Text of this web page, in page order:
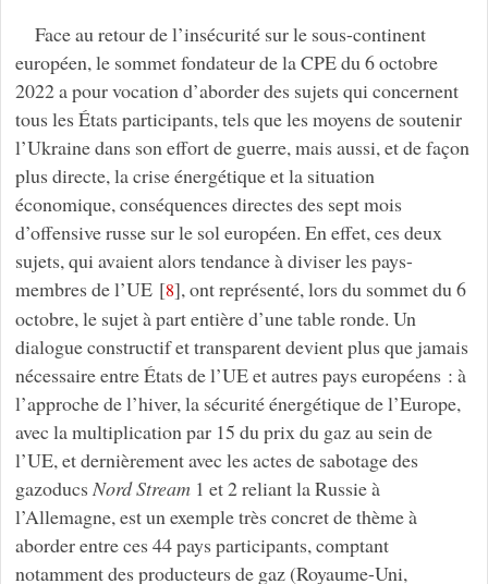
Face au retour de l’insécurité sur le sous-continent
européen, le sommet fondateur de la CPE du 6 octobre
2022 a pour vocation d’aborder des sujets qui concernent
tous les États participants, tels que les moyens de soutenir
l’Ukraine dans son effort de guerre, mais aussi, et de façon
plus directe, la crise énergétique et la situation
économique, conséquences directes des sept mois
d’offensive russe sur le sol européen. En effet, ces deux
sujets, qui avaient alors tendance à diviser les pays-
membres de l’UE[8], ont représenté, lors du sommet du 6
octobre, le sujet à part entière d’une table ronde. Un
dialogue constructif et transparent devient plus que jamais
nécessaire entre États de l’UE et autres pays européens : à
l’approche de l’hiver, la sécurité énergétique de l’Europe,
avec la multiplication par 15 du prix du gaz au sein de
l’UE, et dernièrement avec les actes de sabotage des
gazoducs Nord Stream1 et 2 reliant la Russie à
l’Allemagne, est un exemple très concret de thème à
aborder entre ces 44 pays participants, comptant
notamment des producteurs de gaz (Royaume-Uni,